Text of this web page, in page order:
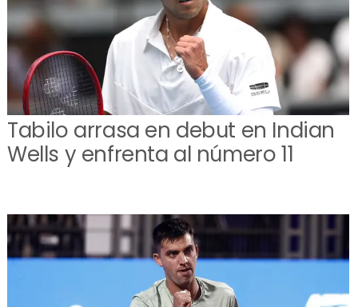
Tabilo arrasa en debut en Indian
Wells y enfrenta al número 11